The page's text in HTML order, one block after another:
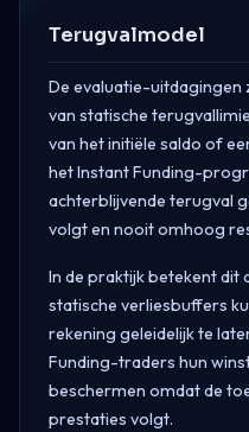
Terugvalmodel
De evaluatie-uitdagingen
van statische
van het initiële saldo of
het Instant Funding-
achterblijvende terugval
volgt en nooit omhoog
In de praktijk betekent dit
statische verliesbuffers
rekening geleidelijk te
Funding-traders hun
beschermen omdat de
prestaties volgt.